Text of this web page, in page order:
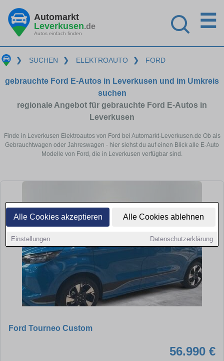
Alle Cookies akzeptieren Alle Cookies ablehnen
Einstellungen Datenschutzerklärung
Automarkt
Leverkusen.de
Autos einfach finden
☰
❯ SUCHEN ❯ ELEKTROAUTO ❯ FORD
gebrauchte Ford E-Autos in Leverkusen und im Umkreis
suchen
regionale Angebot für gebrauchte Ford E-Autos in
Leverkusen
Finde in Leverkusen Elektroautos von Ford bei Automarkt-Leverkusen.de Ob als
Gebrauchtwagen oder Jahreswagen - hier siehst du auf einen Blick alle E-Auto
Modelle von Ford, die in Leverkusen verfügbar sind.
Ford Tourneo Custom
56.990 €